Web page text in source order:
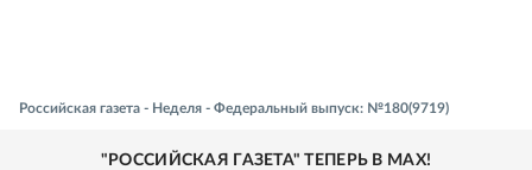
Российская газета - Неделя - Федеральный выпуск: №180(9719)
"РОССИЙСКАЯ ГАЗЕТА" ТЕПЕРЬ В MAX!